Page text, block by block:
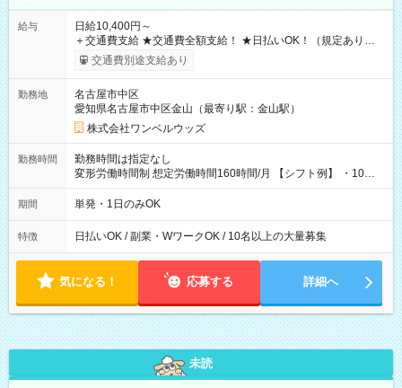
給与
日給10,400円～
＋交通費支給 ★交通費全額支給！ ★日払いOK！（規定あり） ┗
働いたその日に現金GET♪ お仕事後はコンビニATMから 日払
交通費別途支給あり
勤務地
名古屋市中区
愛知県名古屋市中区金山（最寄り駅：金山駅）
株式会社ワンベルウッズ
勤務時間
勤務時間は指定なし
変形労働時間制 想定労働時間160時間/月 【シフト例】 ・10：
00～20：00
期間 単発・1日のみOK
特徴 日払いOK / 副業・WワークOK / 10名以上の大量募集
気になる！ 応募する 詳細へ
未読